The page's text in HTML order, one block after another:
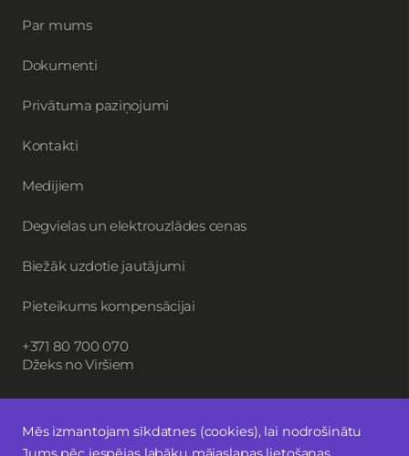
Mēs izmantojam sīkdatnes (cookies), lai nodrošinātu
Par mums
Dokumenti
Privātuma paziņojumi
Kontakti
Medijiem
Degvielas un elektrouzlādes cenas
Biežāk uzdotie jautājumi
Pieteikums kompensācijai
+371 80 700 070
Džeks no Viršiem
Piesakies jaunumiem